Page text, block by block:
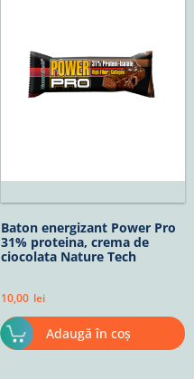
Baton energizant Power Pro
31% proteina, crema de
ciocolata Nature Tech
10,00 lei
Adaugă în coș